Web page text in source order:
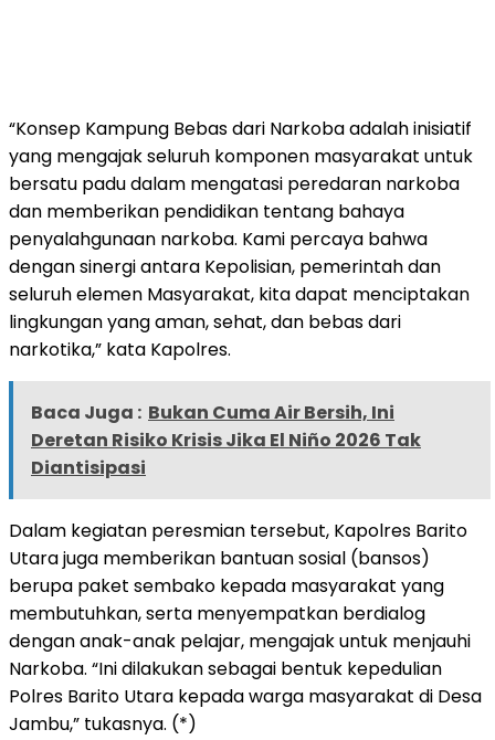
“Konsep Kampung Bebas dari Narkoba adalah inisiatif
yang mengajak seluruh komponen masyarakat untuk
bersatu padu dalam mengatasi peredaran narkoba
dan memberikan pendidikan tentang bahaya
penyalahgunaan narkoba. Kami percaya bahwa
dengan sinergi antara Kepolisian, pemerintah dan
seluruh elemen Masyarakat, kita dapat menciptakan
lingkungan yang aman, sehat, dan bebas dari
narkotika,” kata Kapolres.
Baca Juga : Bukan Cuma Air Bersih, Ini
Deretan Risiko Krisis Jika El Niño 2026 Tak
Diantisipasi
Dalam kegiatan peresmian tersebut, Kapolres Barito
Utara juga memberikan bantuan sosial (bansos)
berupa paket sembako kepada masyarakat yang
membutuhkan, serta menyempatkan berdialog
dengan anak-anak pelajar, mengajak untuk menjauhi
Narkoba. “Ini dilakukan sebagai bentuk kepedulian
Polres Barito Utara kepada warga masyarakat di Desa
Jambu,” tukasnya. (*)